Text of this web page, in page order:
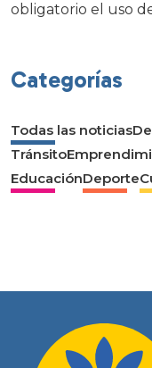
obligatorio el uso
Categorías
Todas las noticias
Tránsito
EducaciónDeporte